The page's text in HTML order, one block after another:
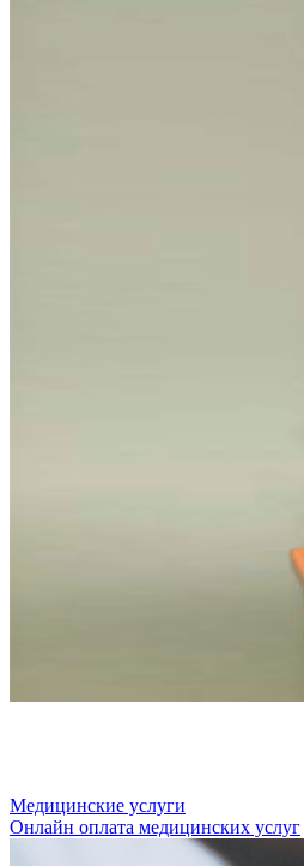
Медицинские услуги
Онлайн оплата медицинских услуг